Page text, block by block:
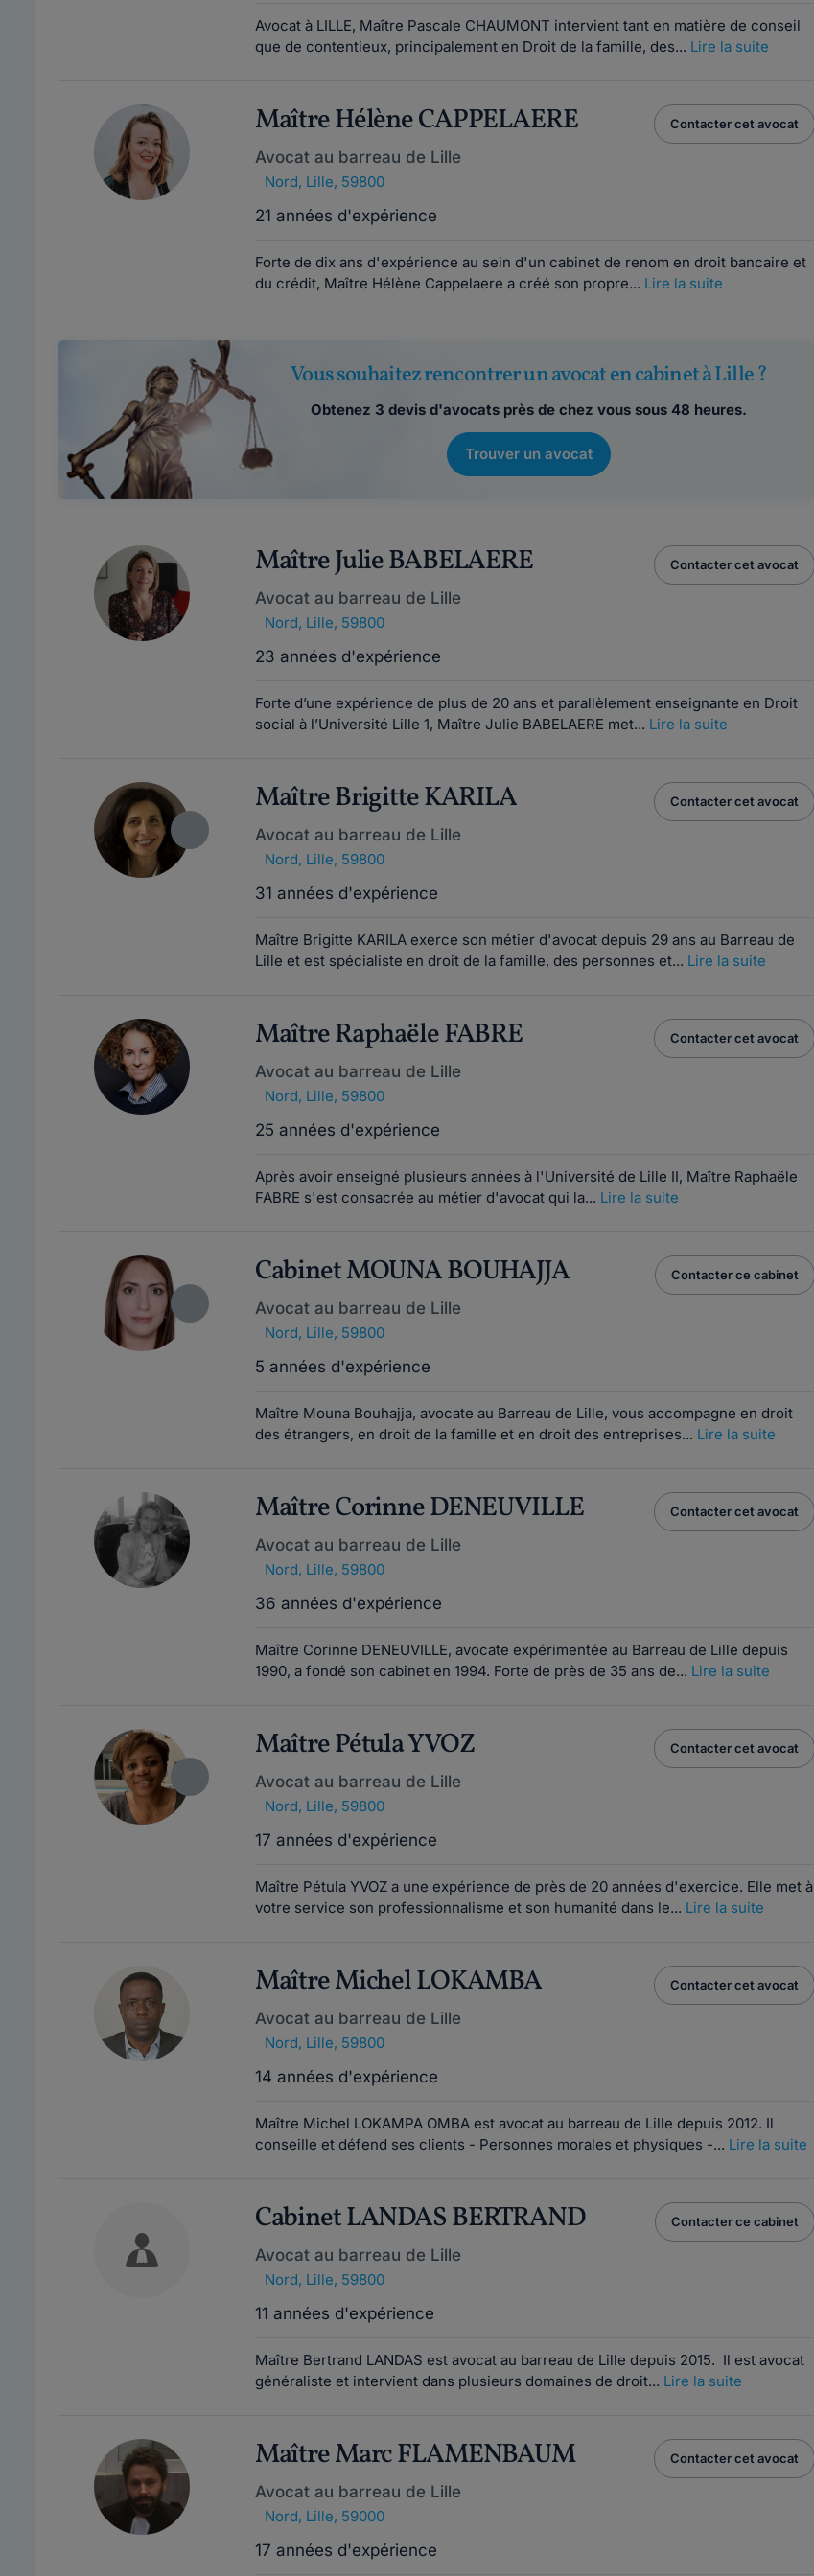
Avocat à LILLE, Maître Pascale CHAUMONT intervient tant en matière de conseil
que de contentieux, principalement en Droit de la famille, des... Lire la suite
Maître Hélène CAPPELAERE
Avocat au barreau de Lille
Nord, Lille, 59800
21 années d'expérience
Contacter cet avocat
Forte de dix ans d'expérience au sein d'un cabinet de renom en droit bancaire et
du crédit, Maître Hélène Cappelaere a créé son propre... Lire la suite
Vous souhaitez rencontrer un avocat en cabinet à Lille ?
Obtenez 3 devis d'avocats près de chez vous sous 48 heures.
Trouver un avocat
Maître Julie BABELAERE
Avocat au barreau de Lille
Nord, Lille, 59800
23 années d'expérience
Contacter cet avocat
Forte d’une expérience de plus de 20 ans et parallèlement enseignante en Droit
social à l’Université Lille 1, Maître Julie BABELAERE met... Lire la suite
Maître Brigitte KARILA
Avocat au barreau de Lille
Nord, Lille, 59800
31 années d'expérience
Contacter cet avocat
Maître Brigitte KARILA exerce son métier d'avocat depuis 29 ans au Barreau de
Lille et est spécialiste en droit de la famille, des personnes et... Lire la suite
Maître Raphaële FABRE
Avocat au barreau de Lille
Nord, Lille, 59800
25 années d'expérience
Contacter cet avocat
Après avoir enseigné plusieurs années à l'Université de Lille II, Maître Raphaële
FABRE s'est consacrée au métier d'avocat qui la... Lire la suite
Cabinet MOUNA BOUHAJJA
Avocat au barreau de Lille
Nord, Lille, 59800
5 années d'expérience
Contacter ce cabinet
Maître Mouna Bouhajja, avocate au Barreau de Lille, vous accompagne en droit
des étrangers, en droit de la famille et en droit des entreprises... Lire la suite
Maître Corinne DENEUVILLE
Avocat au barreau de Lille
Nord, Lille, 59800
36 années d'expérience
Contacter cet avocat
Maître Corinne DENEUVILLE, avocate expérimentée au Barreau de Lille depuis
1990, a fondé son cabinet en 1994. Forte de près de 35 ans de... Lire la suite
Maître Pétula YVOZ
Avocat au barreau de Lille
Nord, Lille, 59800
17 années d'expérience
Contacter cet avocat
Maître Pétula YVOZ a une expérience de près de 20 années d'exercice. Elle met à
votre service son professionnalisme et son humanité dans le... Lire la suite
Maître Michel LOKAMBA
Avocat au barreau de Lille
Nord, Lille, 59800
14 années d'expérience
Contacter cet avocat
Maître Michel LOKAMPA OMBA est avocat au barreau de Lille depuis 2012. Il
conseille et défend ses clients - Personnes morales et physiques -... Lire la suite
Cabinet LANDAS BERTRAND
Avocat au barreau de Lille
Nord, Lille, 59800
11 années d'expérience
Contacter ce cabinet
Maître Bertrand LANDAS est avocat au barreau de Lille depuis 2015. Il est avocat
généraliste et intervient dans plusieurs domaines de droit... Lire la suite
Maître Marc FLAMENBAUM
Avocat au barreau de Lille
Nord, Lille, 59000
17 années d'expérience
Contacter cet avocat